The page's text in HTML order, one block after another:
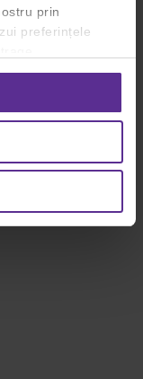
prin
preferințele
linkul către